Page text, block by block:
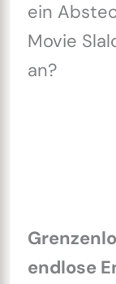
ein
Movie
an?
endlose